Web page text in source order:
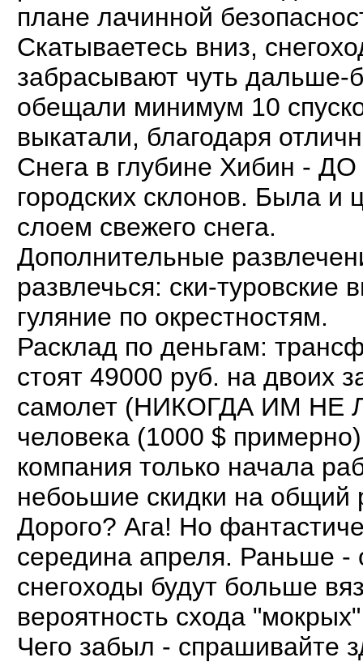
плане лачинной
Скатываетесь вниз,
забрасывают чуть дальше-
обещали минимум 10
выкатали, благодаря
Снега в глубине Хибин -
городских склонов. Была и
слоем свежего снега.
Дополнительные
развлечься: ски-туровские
гуляние по окрестностям.
Расклад по деньгам:
стоят 49000 руб. на двоих
самолет (НИКОГДА ИМ НЕ
человека (1000 $
компания только начала
небоьшие скидки на общий
Дорого? Ага! Но
середина апреля. Раньше -
снегоходы будут больше
вероятность схода
Чего забыл - спрашивайте